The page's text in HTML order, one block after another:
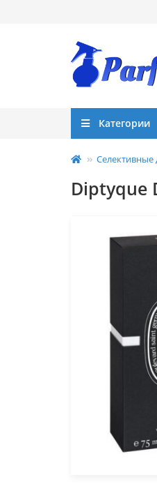
Категории
Селективные
Diptyque